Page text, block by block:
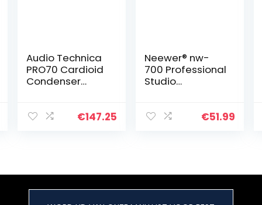
Audio Technica
PRO70 Cardioid
Condenser
€147.25
Neewer® nw-
700 Professional
Studio
microfoon &
vering schaar…
€51.99